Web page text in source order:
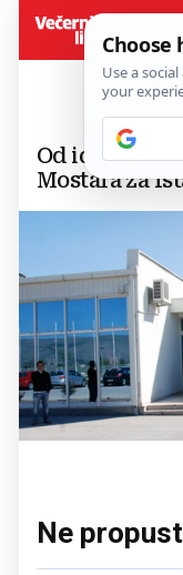
Od iduće
Mostara za
Ne